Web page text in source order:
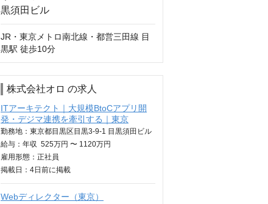
JR・東京メトロ南北線・都営三田線 目
黒駅 徒歩10分
株式会社オロ の求人
ITアーキテクト｜大規模BtoCアプリ開
発・デジマ連携を牽引する｜東京
勤務地：東京都目黒区目黒3-9-1 目黒須田ビル
給与： 年収 525万円 〜 1120万円
雇用形態：正社員
掲載日： 4日 前に掲載
Webディレクター（東京）